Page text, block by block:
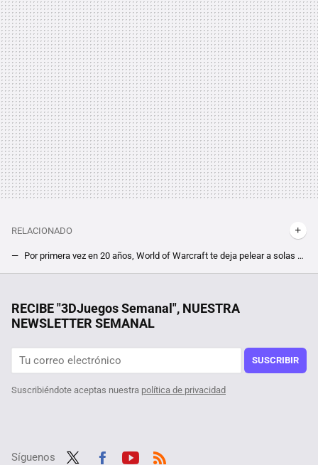
RELACIONADO
Por primera vez en 20 años, World of Warcraft te deja pelear a solas contra su jefe más difícil. La última raid del MMO incluye un modo historia
¿Un survival de mundo abierto en el que despliegas tus barcos como si fueran pokémons? Es una de las propuestas más alocadas pero bien recibidas de Steam ahora mismo
RECIBE "3DJuegos Semanal", NUESTRA
NEWSLETTER SEMANAL
SUSCRIBIR
Suscribiéndote aceptas nuestra política de privacidad
Síguenos